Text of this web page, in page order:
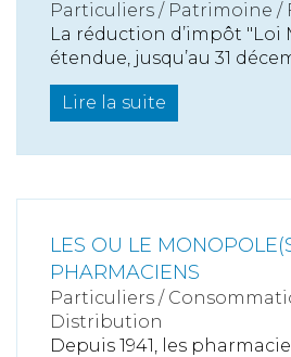
Particuliers / Patrimoine /
La réduction d’impôt "Loi
étendue, jusqu’au 31
Lire la suite
LES OU LE
PHARMACIENS
Particuliers /
Distribution
Depuis 1941, les